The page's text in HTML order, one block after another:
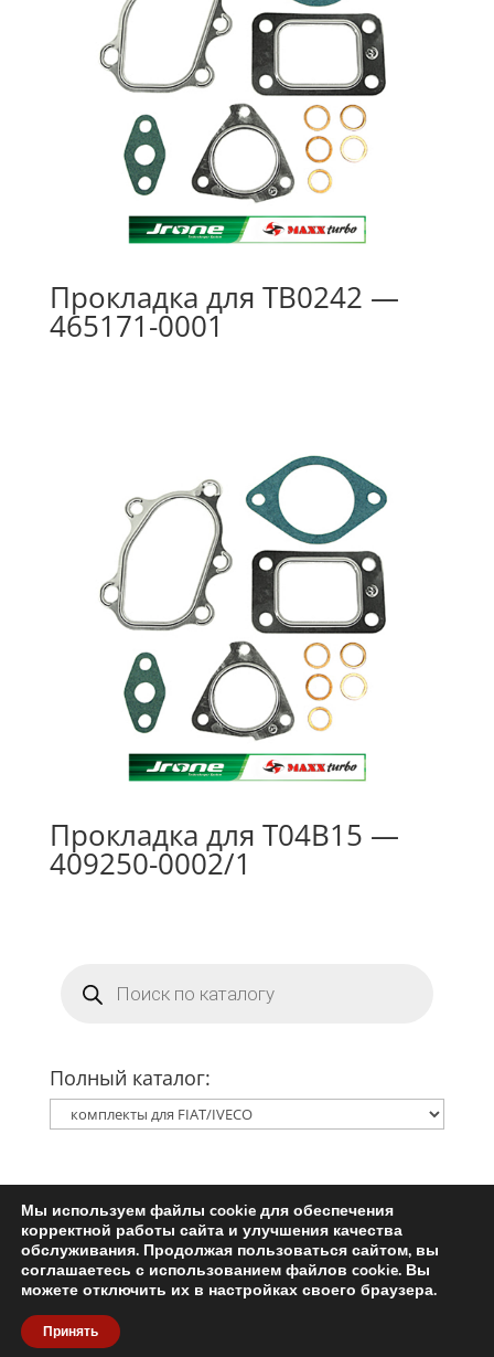
Прокладка для TB0242 —
465171-0001
Прокладка для T04B15 —
409250-0002/1
товаров
Полный каталог:
Главная
Ремкомплект турбины
Запчасти для турбин
Пользовательское соглашение
Политика конфиденциальности
Мы используем файлы cookie для обеспечения
корректной работы сайта и улучшения качества
обслуживания. Продолжая пользоваться сайтом, вы
соглашаетесь с использованием файлов cookie. Вы
можете отключить их в настройках своего браузера.
Принять